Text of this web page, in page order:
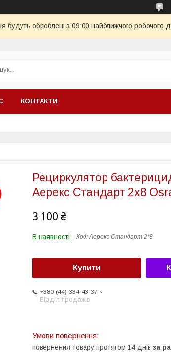
будуть оброблені з 09:00 найближчого робочого
КОНТАКТИ
Рециркулятор
Аерекс Стандарт 2x8
3 100 ₴
В наявності Код:Аерекс Стандарт 2*8
Купити
+380 (44) 334-43-37
Відділ продажів
повернення товару протягом 14 днів за